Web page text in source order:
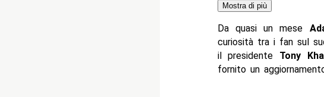
Mostra di più
Da quasi un mese
curiosità tra i fan sul
il presidente Tony
fornito un